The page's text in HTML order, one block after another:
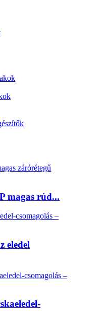
magas rúd...
eledel